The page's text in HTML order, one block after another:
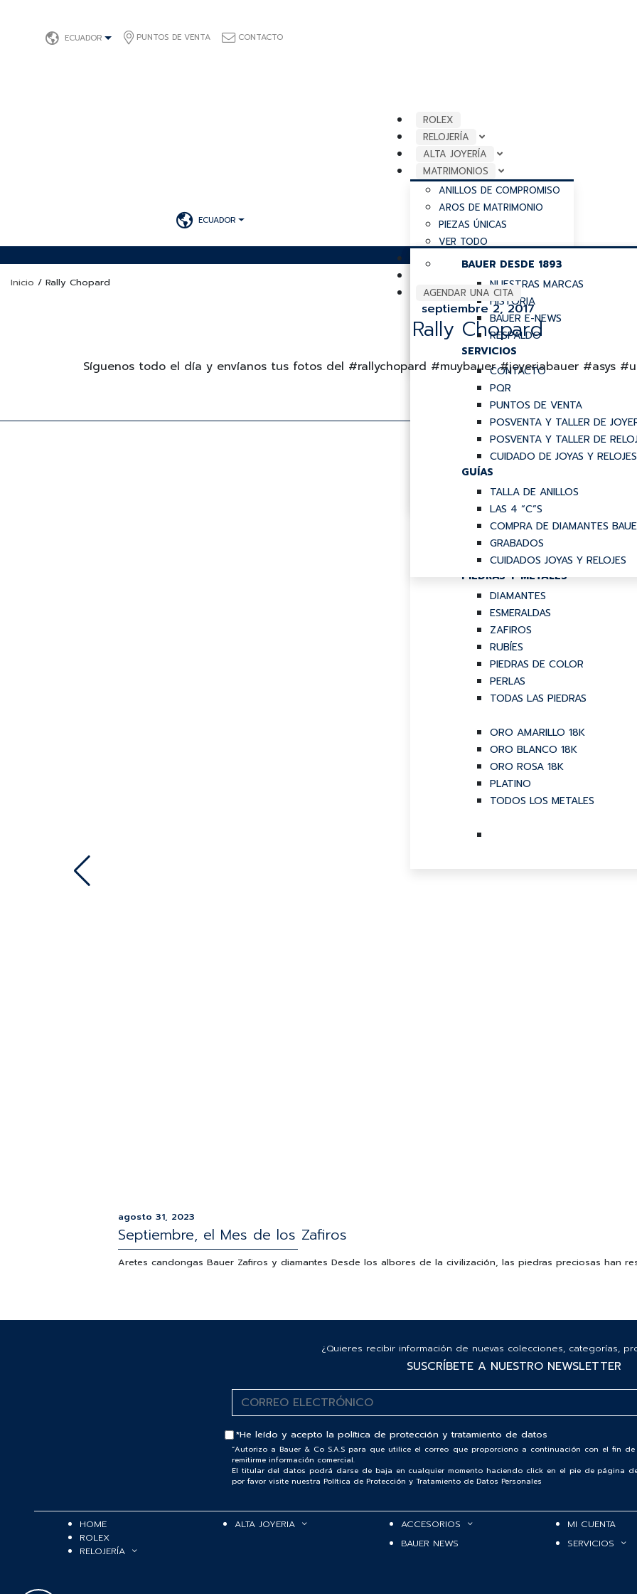
ECUADOR PUNTOS DE VENTA CONTACTO
ROLEX
RELOJERÍA
NUESTRAS MARCAS
ROLEX
GUCCI TIMEPIECES
FRANCK MULLER
TUDOR
ALTA JOYERÍA
NUESTRAS MARCAS
BAUER
BAUER ESMERALDAS
ASHOKA
GUCCI
MARCO BICEGO
MIKIMOTO
POMELLATO
CATEGORÍAS
ANILLOS
ARETES
COLLARES
DIJES
PULSERAS
ESTILOS
PRIMAVERA
NOCHE
RAINBOW
PIEDRAS Y METALES
DIAMANTES
ESMERALDAS
ZAFIROS
RUBÍES
PIEDRAS DE COLOR
PERLAS
TODAS LAS PIEDRAS
ORO AMARILLO 18K
ORO BLANCO 18K
ORO ROSA 18K
PLATINO
TODOS LOS METALES
MATRIMONIOS
ANILLOS DE COMPROMISO
AROS DE MATRIMONIO
PIEZAS ÚNICAS
VER TODO
ACCESORIOSNUESTRAS MARCAS
BAUER
GUCCI
SCATOLA DEL TEMPO
SWISS KUBIK
ASSOULINE
MONTEGRAPPA
CATEGORÍAS
ESTUCHES
MANCORNAS
HOGAR
GENERO
CABALLERO
DAMA
BAUER DESDE 1893
NUESTRAS MARCAS
HISTORIA
BAUER E-NEWS
RESPALDO
SERVICIOS
CONTACTO
PQR
PUNTOS DE VENTA
POSVENTA Y TALLER DE
POSVENTA Y TALLER DE
CUIDADO DE JOYAS Y RELOJES
GUÍAS
TALLA DE ANILLOS
LAS 4 “C”S
COMPRA DE DIAMANTES
GRABADOS
CUIDADOS JOYAS Y RELOJES
AGENDAR UNA CITA
ECUADOR
Inicio / Rally Chopard
septiembre 2, 2017
Rally Chopard
Síguenos todo el día y envíanos tus fotos del #rallychopard #muybauer #joyeriabauer #asys
agosto 31, 2023
Septiembre, el Mes de los Zafiros
Aretes candongas Bauer Zafiros y diamantes Desde los albores de la civilización, las piedras preciosas han
¿Quieres recibir información de nuevas colecciones, categorías,
SUSCRÍBETE A NUESTRO NEWSLETTER
*He leído y acepto la política de protección y tratamiento de datos
“Autorizo a Bauer & Co S.A.S para que utilice el correo que proporciono a continuación con el fin
remitirme información comercial.
El titular del datos podrá darse de baja en cualquier momento haciendo click en el pie de página
por favor visite nuestra Política de Protección y Tratamiento de Datos Personales
HOME
ROLEX
RELOJERÍA
ALTA JOYERIA
ACCESORIOS
BAUER NEWS
MI CUENTA
SERVICIOS